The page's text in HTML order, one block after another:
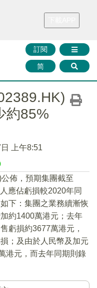
財華證券 媒體矩陣
訂閱
简
約85%
上午8:51
公佈，預期集團截至
應佔虧損較2020年同
下：集團之業務續漸恢
約1400萬港元；去年
虧損約3677萬港元，
；及由於人民幣及加元
港元，而去年同期則錄